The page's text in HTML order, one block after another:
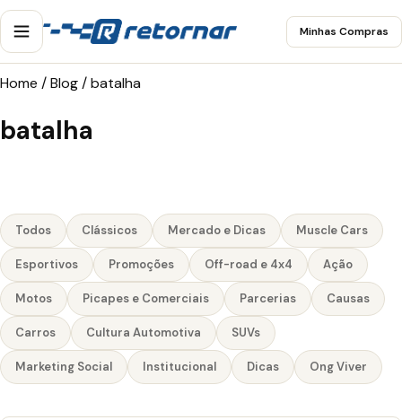
Minhas Compras
Home /Blog/batalha
batalha
Todos Clássicos Mercado e Dicas Muscle Cars
Esportivos Promoções Off-road e 4x4 Ação
Motos Picapes e Comerciais Parcerias Causas
Carros Cultura Automotiva SUVs
Marketing Social Institucional Dicas Ong Viver